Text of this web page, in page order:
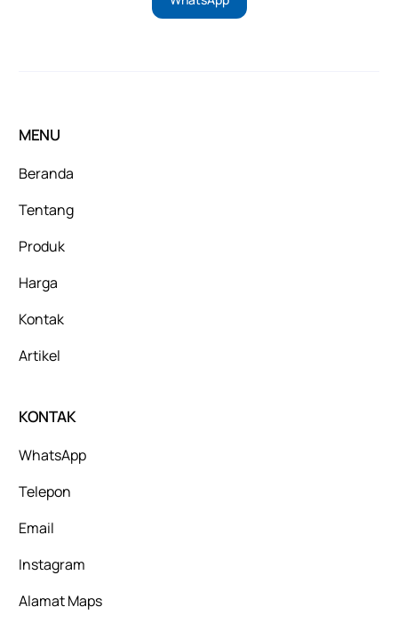
MENU
Beranda
Tentang
Produk
Harga
Kontak
Artikel
KONTAK
WhatsApp
Telepon
Email
Instagram
Alamat Maps